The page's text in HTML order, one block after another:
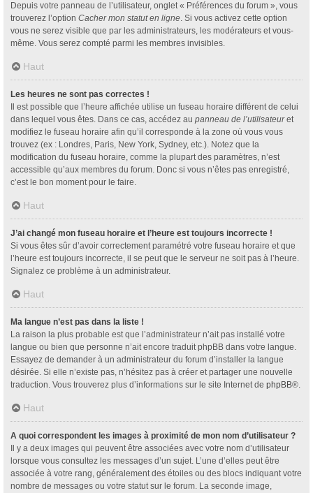
Depuis votre panneau de l’utilisateur, onglet « Préférences du forum », vous
trouverez l’option Cacher mon statut en ligne. Si vous activez cette option
vous ne serez visible que par les administrateurs, les modérateurs et vous-
même. Vous serez compté parmi les membres invisibles.
Haut
Les heures ne sont pas correctes !
Il est possible que l’heure affichée utilise un fuseau horaire différent de celui
dans lequel vous êtes. Dans ce cas, accédez au panneau de l’utilisateuret
modifiez le fuseau horaire afin qu’il corresponde à la zone où vous vous
trouvez (ex : Londres, Paris, New York, Sydney, etc.). Notez que la
modification du fuseau horaire, comme la plupart des paramètres, n’est
accessible qu’aux membres du forum. Donc si vous n’êtes pas enregistré,
c’est le bon moment pour le faire.
Haut
J’ai changé mon fuseau horaire et l’heure est toujours incorrecte !
Si vous êtes sûr d’avoir correctement paramétré votre fuseau horaire et que
l’heure est toujours incorrecte, il se peut que le serveur ne soit pas à l’heure.
Signalez ce problème à un administrateur.
Haut
Ma langue n’est pas dans la liste !
La raison la plus probable est que l’administrateur n’ait pas installé votre
langue ou bien que personne n’ait encore traduit phpBB dans votre langue.
Essayez de demander à un administrateur du forum d’installer la langue
désirée. Si elle n’existe pas, n’hésitez pas à créer et partager une nouvelle
traduction. Vous trouverez plus d’informations sur le site Internet de phpBB®.
Haut
A quoi correspondent les images à proximité de mon nom d’utilisateur ?
Il y a deux images qui peuvent être associées avec votre nom d’utilisateur
lorsque vous consultez les messages d’un sujet. L’une d’elles peut être
associée à votre rang, généralement des étoiles ou des blocs indiquant votre
nombre de messages ou votre statut sur le forum. La seconde image,